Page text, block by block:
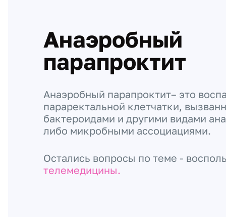
Анаэробный
парапроктит
Анаэробный парапроктит– это
параректальной клетчатки,
бактероидами и другими видами
либо микробными ассоциациями.
Остались вопросы по теме -
телемедицины.